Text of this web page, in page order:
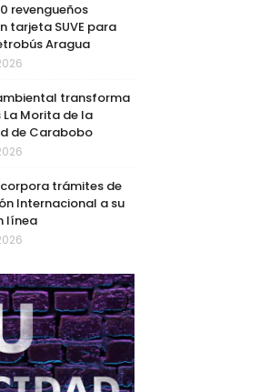
revengueños
tarjeta SUVE para
Aragua
transforma
Morita de la
de Carabobo
trámites de
Internacional a su
línea